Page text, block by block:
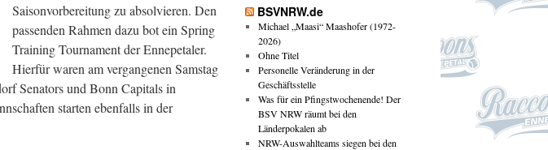
Saisonvorbereitung zu absolvieren. Den
passenden Rahmen dazu bot ein Spring
Training Tournament der Ennepetaler.
Hierfür waren am vergangenen Samstag
Senators und Bonn Capitals in
starten ebenfalls in der
BSVNRW.de
Michael „Maasi“ Maashofer (1972-
2026)
Ohne Titel
Personelle Veränderung in der
Geschäftsstelle
Was für ein Pfingstwochenende! Der
BSV NRW räumt bei den
Länderpokalen ab
NRW-Auswahlteams siegen bei den